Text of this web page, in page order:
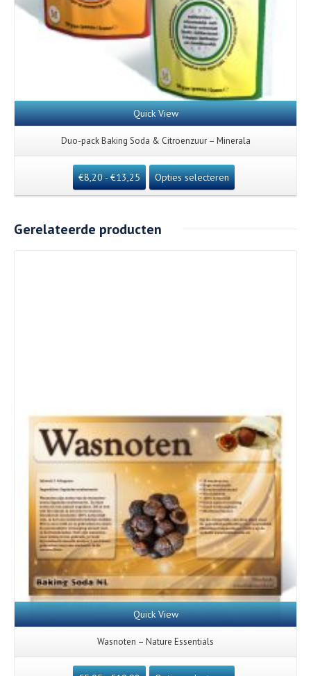
Quick View
Duo-pack Baking Soda & Citroenzuur – Minerala
€8,20- €13,25 Opties selecteren
Gerelateerde producten
Quick View
Wasnoten – Nature Essentials